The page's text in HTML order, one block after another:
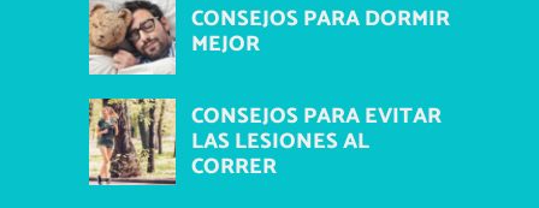
CONSEJOS PARA DORMIR
MEJOR
CONSEJOS PARA EVITAR
LAS LESIONES AL
CORRER